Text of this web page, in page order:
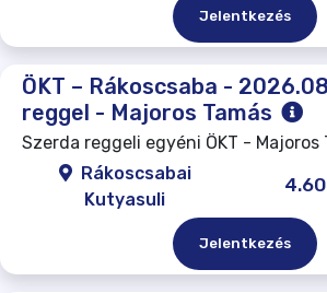
Jelentkezés
ÖKT – Rákoscsaba -
reggel - Majoros Tamás
Szerda reggeli egyéni ÖKT - Majoros
Rákoscsabai
Kutyasuli
Jelentkezés